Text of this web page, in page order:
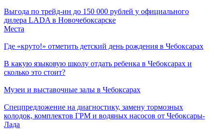
Выгода по трейд-ин до 150 000 рублей у официального
дилера LADA в Новочебоксарске
Места
Где «круто!» отметить детский день рождения в Чебоксарах
В какую языковую школу отдать ребенка в Чебоксарах и
сколько это стоит?
Музеи и выставочные залы в Чебоксарах
Спецпредложение на диагностику, замену тормозных
колодок, комплектов ГРМ и водяных насосов от Чебоксары-
Лада